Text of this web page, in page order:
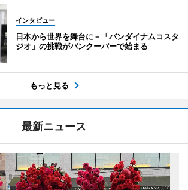
インタビュー
日本から世界を舞台に－「バンダイナムコスタ
ジオ」の挑戦がバンクーバーで始まる
もっと見る
最新ニュース